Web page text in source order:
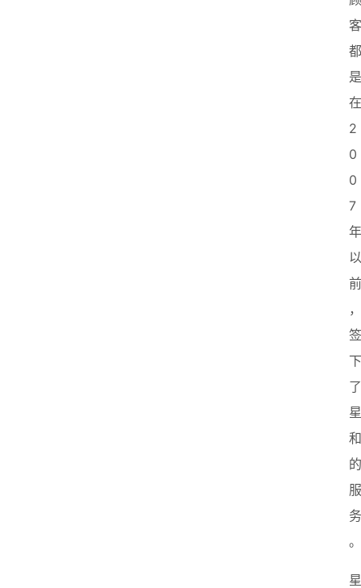
客
都
是
在
2
0
0
7
年
以
前
，
签
下
了
星
和
的
服
务
。
星